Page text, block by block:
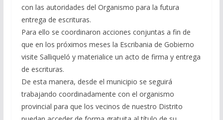
con las autoridades del Organismo para la futura
entrega de escrituras.
Para ello se coordinaron acciones conjuntas a fin de
que en los próximos meses la Escribania de Gobierno
visite Salliqueló y materialice un acto de firma y entrega
de escrituras.
De esta manera, desde el municipio se seguirá
trabajando coordinadamente con el organismo
provincial para que los vecinos de nuestro Distrito